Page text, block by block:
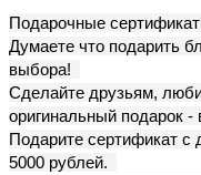
Подарочные
Думаете что подарить
выбора!
Сделайте друзьям,
оригинальный подарок
Подарите сертификат
5000 рублей.